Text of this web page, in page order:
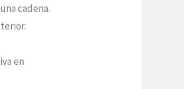
cadena.
en